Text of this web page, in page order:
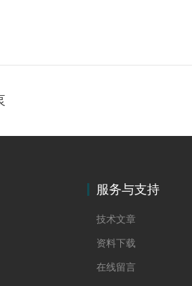
服务与支持
技术文章
资料下载
在线留言